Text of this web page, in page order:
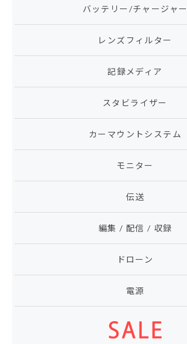
バッテリー/チャージャー
レンズフィルター
記録メディア
スタビライザー
カーマウントシステム
モニター
伝送
編集 / 配信 / 収録
ドローン
電源